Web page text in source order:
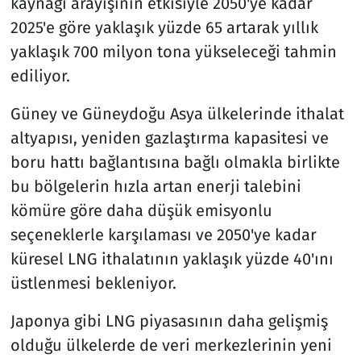
2025'e göre yaklaşık yüzde 65 artarak yıllık
yaklaşık 700 milyon tona yükseleceği tahmin
ediliyor.
Güney ve Güneydoğu Asya ülkelerinde ithalat
altyapısı, yeniden gazlaştırma kapasitesi ve
boru hattı bağlantısına bağlı olmakla birlikte
bu bölgelerin hızla artan enerji talebini
kömüre göre daha düşük emisyonlu
seçeneklerle karşılaması ve 2050'ye kadar
küresel LNG ithalatının yaklaşık yüzde 40'ını
üstlenmesi bekleniyor.
Japonya gibi LNG piyasasının daha gelişmiş
olduğu ülkelerde de veri merkezlerinin yeni